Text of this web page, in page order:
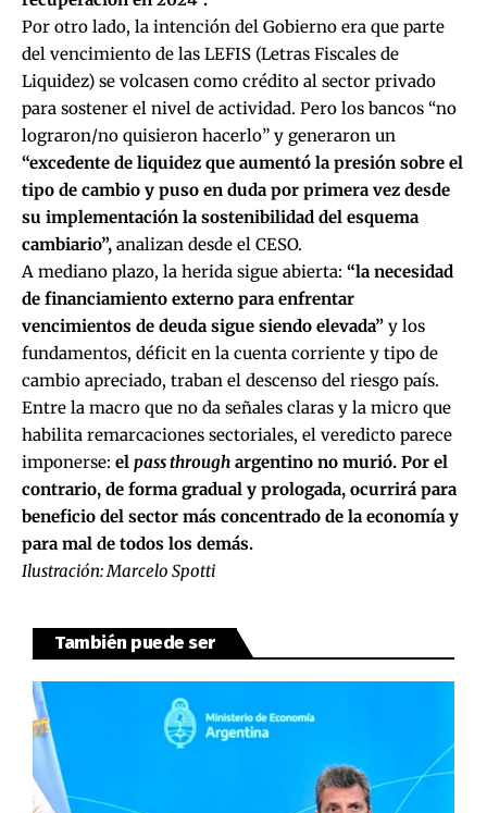
Por otro lado, la intención del Gobierno era que parte
del vencimiento de las LEFIS (Letras Fiscales de
Liquidez) se volcasen como crédito al sector privado
para sostener el nivel de actividad. Pero los bancos “no
lograron/no quisieron hacerlo” y generaron un
“excedente de liquidez que aumentó la presión sobre el
tipo de cambio y puso en duda por primera vez desde
su implementación la sostenibilidad del esquema
cambiario”, analizan desde el CESO.
A mediano plazo, la herida sigue abierta: “la necesidad
de financiamiento externo para enfrentar
vencimientos de deuda sigue siendo elevada” y los
fundamentos, déficit en la cuenta corriente y tipo de
cambio apreciado, traban el descenso del riesgo país.
Entre la macro que no da señales claras y la micro que
habilita remarcaciones sectoriales, el veredicto parece
imponerse: el pass through argentino no murió. Por el
contrario, de forma gradual y prologada, ocurrirá para
beneficio del sector más concentrado de la economía y
para mal de todos los demás.
Ilustración: Marcelo Spotti
También puede ser